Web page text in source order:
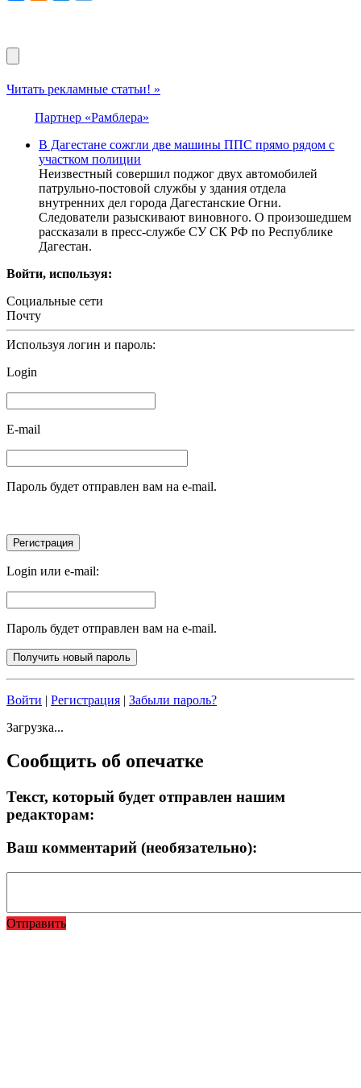
Читать рекламные статьи! »
Партнер «Рамблера»
В Дагестане сожгли две машины ППС прямо рядом с
участком полиции
Неизвестный совершил поджог двух автомобилей
патрульно-постовой службы у здания отдела
внутренних дел города Дагестанские Огни.
Следователи разыскивают виновного. О произошедшем
рассказали в пресс-службе СУ СК РФ по Республике
Дагестан.
Войти, используя:
Социальные сети
Почту
Используя логин и пароль:
Login
E-mail
Пароль будет отправлен вам на e-mail.
Login или e-mail:
Пароль будет отправлен вам на e-mail.
Войти | Регистрация | Забыли пароль?
Загрузка...
Сообщить об опечатке
Текст, который будет отправлен нашим
редакторам:
Ваш комментарий (необязательно):
Отправить